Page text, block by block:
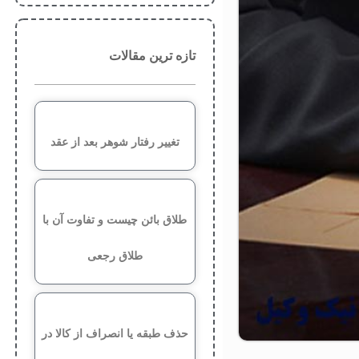
تازه ترین مقالات
تغییر رفتار شوهر بعد از عقد
طلاق بائن چیست و تفاوت آن با
طلاق رجعی
حذف طبقه یا انصراف از کالا در